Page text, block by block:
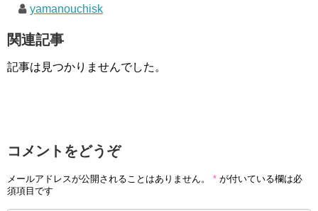
yamanouchisk
関連記事
記事は見つかりませんでした。
コメントをどうぞ
メールアドレスが公開されることはありません。 * が付いている欄は必
須項目です